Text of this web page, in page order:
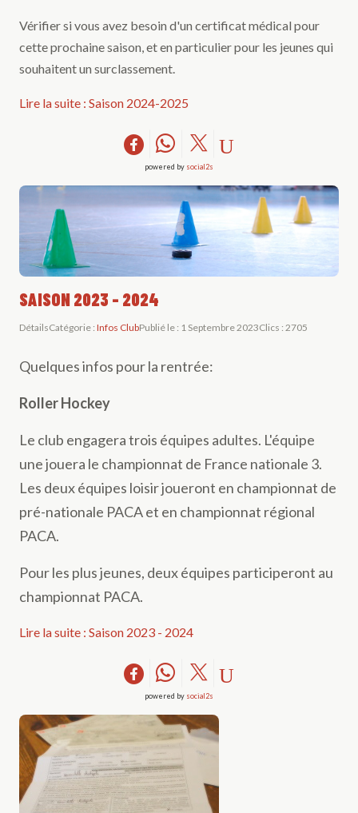
Vérifier si vous avez besoin d'un certificat médical pour
cette prochaine saison, et en particulier pour les jeunes qui
souhaitent un surclassement.
Lire la suite : Saison 2024-2025
powered by social2s
SAISON 2023 - 2024
DétailsCatégorie : Infos ClubPublié le : 1 Septembre 2023Clics : 2705
Quelques infos pour la rentrée:
Roller Hockey
Le club engagera trois équipes adultes. L'équipe
une jouera le championnat de France nationale 3.
Les deux équipes loisir joueront en championnat de
pré-nationale PACA et en championnat régional
PACA.
Pour les plus jeunes, deux équipes participeront au
championnat PACA.
Lire la suite : Saison 2023 - 2024
powered by social2s